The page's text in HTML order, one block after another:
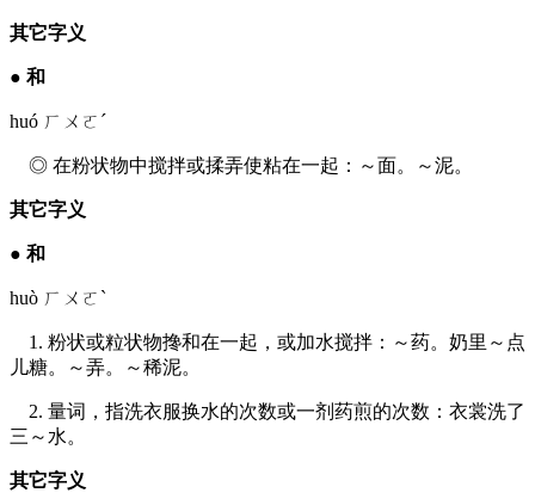
其它字义
● 和
huó ㄏㄨㄛˊ
◎ 在粉状物中搅拌或揉弄使粘在一起：～面。～泥。
其它字义
● 和
huò ㄏㄨㄛˋ
1. 粉状或粒状物搀和在一起，或加水搅拌：～药。奶里～点
儿糖。～弄。～稀泥。
2. 量词，指洗衣服换水的次数或一剂药煎的次数：衣裳洗了
三～水。
其它字义